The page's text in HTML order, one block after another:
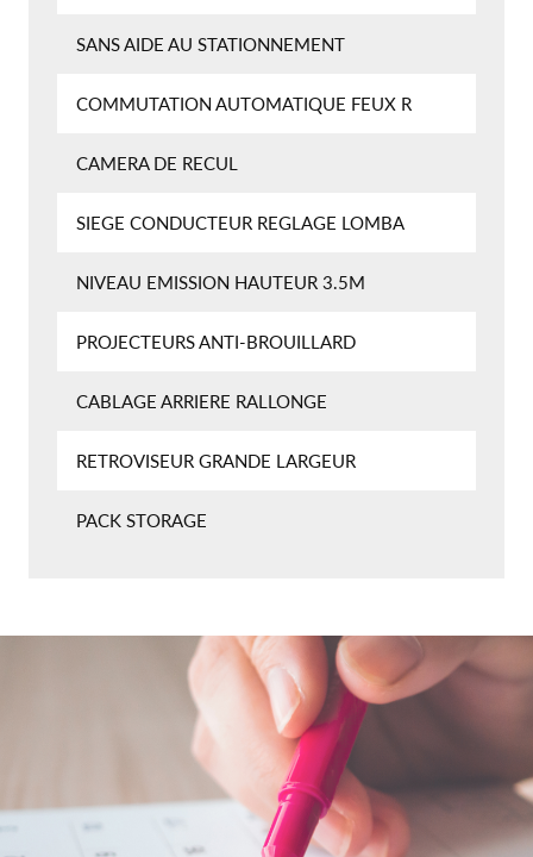
SANS AIDE AU STATIONNEMENT
COMMUTATION AUTOMATIQUE FEUX R
CAMERA DE RECUL
SIEGE CONDUCTEUR REGLAGE LOMBA
NIVEAU EMISSION HAUTEUR 3.5M
PROJECTEURS ANTI-BROUILLARD
CABLAGE ARRIERE RALLONGE
RETROVISEUR GRANDE LARGEUR
PACK STORAGE